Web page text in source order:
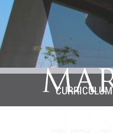
CURRICULUM